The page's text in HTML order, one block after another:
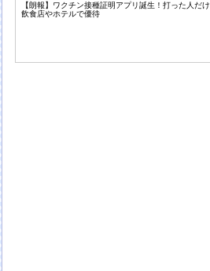
【朗報】ワクチン接種証明アプリ誕生！打った人だけ
飲食店やホテルで優待